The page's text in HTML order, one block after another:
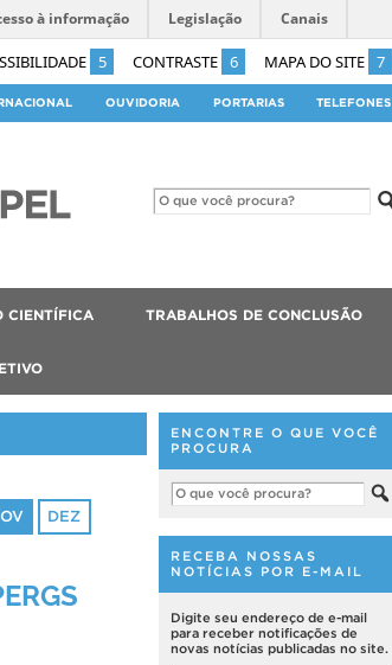
5 CONTRASTE 6 MAPA DO SITE 7
à informação Legislação Canais
OUVIDORIA PORTARIAS TELEFONES
CIENTÍFICA TRABALHOS DE CONCLUSÃO
DEZ
ENCONTRE O QUE VOCÊ
PROCURA
RECEBA NOSSAS
NOTÍCIAS POR E-MAIL
Digite seu endereço de e-mail
para receber notificações de
novas notícias publicadas no site.